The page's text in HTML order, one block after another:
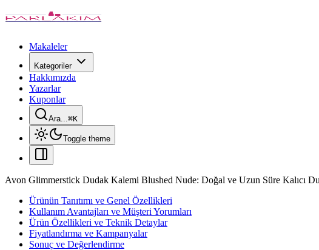
Makaleler
Kategoriler
Hakkımızda
Yazarlar
Kuponlar
Ara...⌘K
Toggle theme
Avon Glimmerstick Dudak Kalemi Blushed Nude: Doğal ve Uzun Süre Kalıcı
Ürünün Tanıtımı ve Genel Özellikleri
Kullanım Avantajları ve Müşteri Yorumları
Ürün Özellikleri ve Teknik Detaylar
Fiyatlandırma ve Kampanyalar
Sonuç ve Değerlendirme